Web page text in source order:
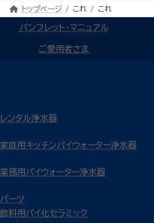
トップページ これ これ
パンフレット・マニュアル
ご愛用者さま
レンタル浄水器
家庭用キッチンパイウォーター浄水器
業務用パイウォーター浄水器
パーツ
飲料用パイ化セラミック